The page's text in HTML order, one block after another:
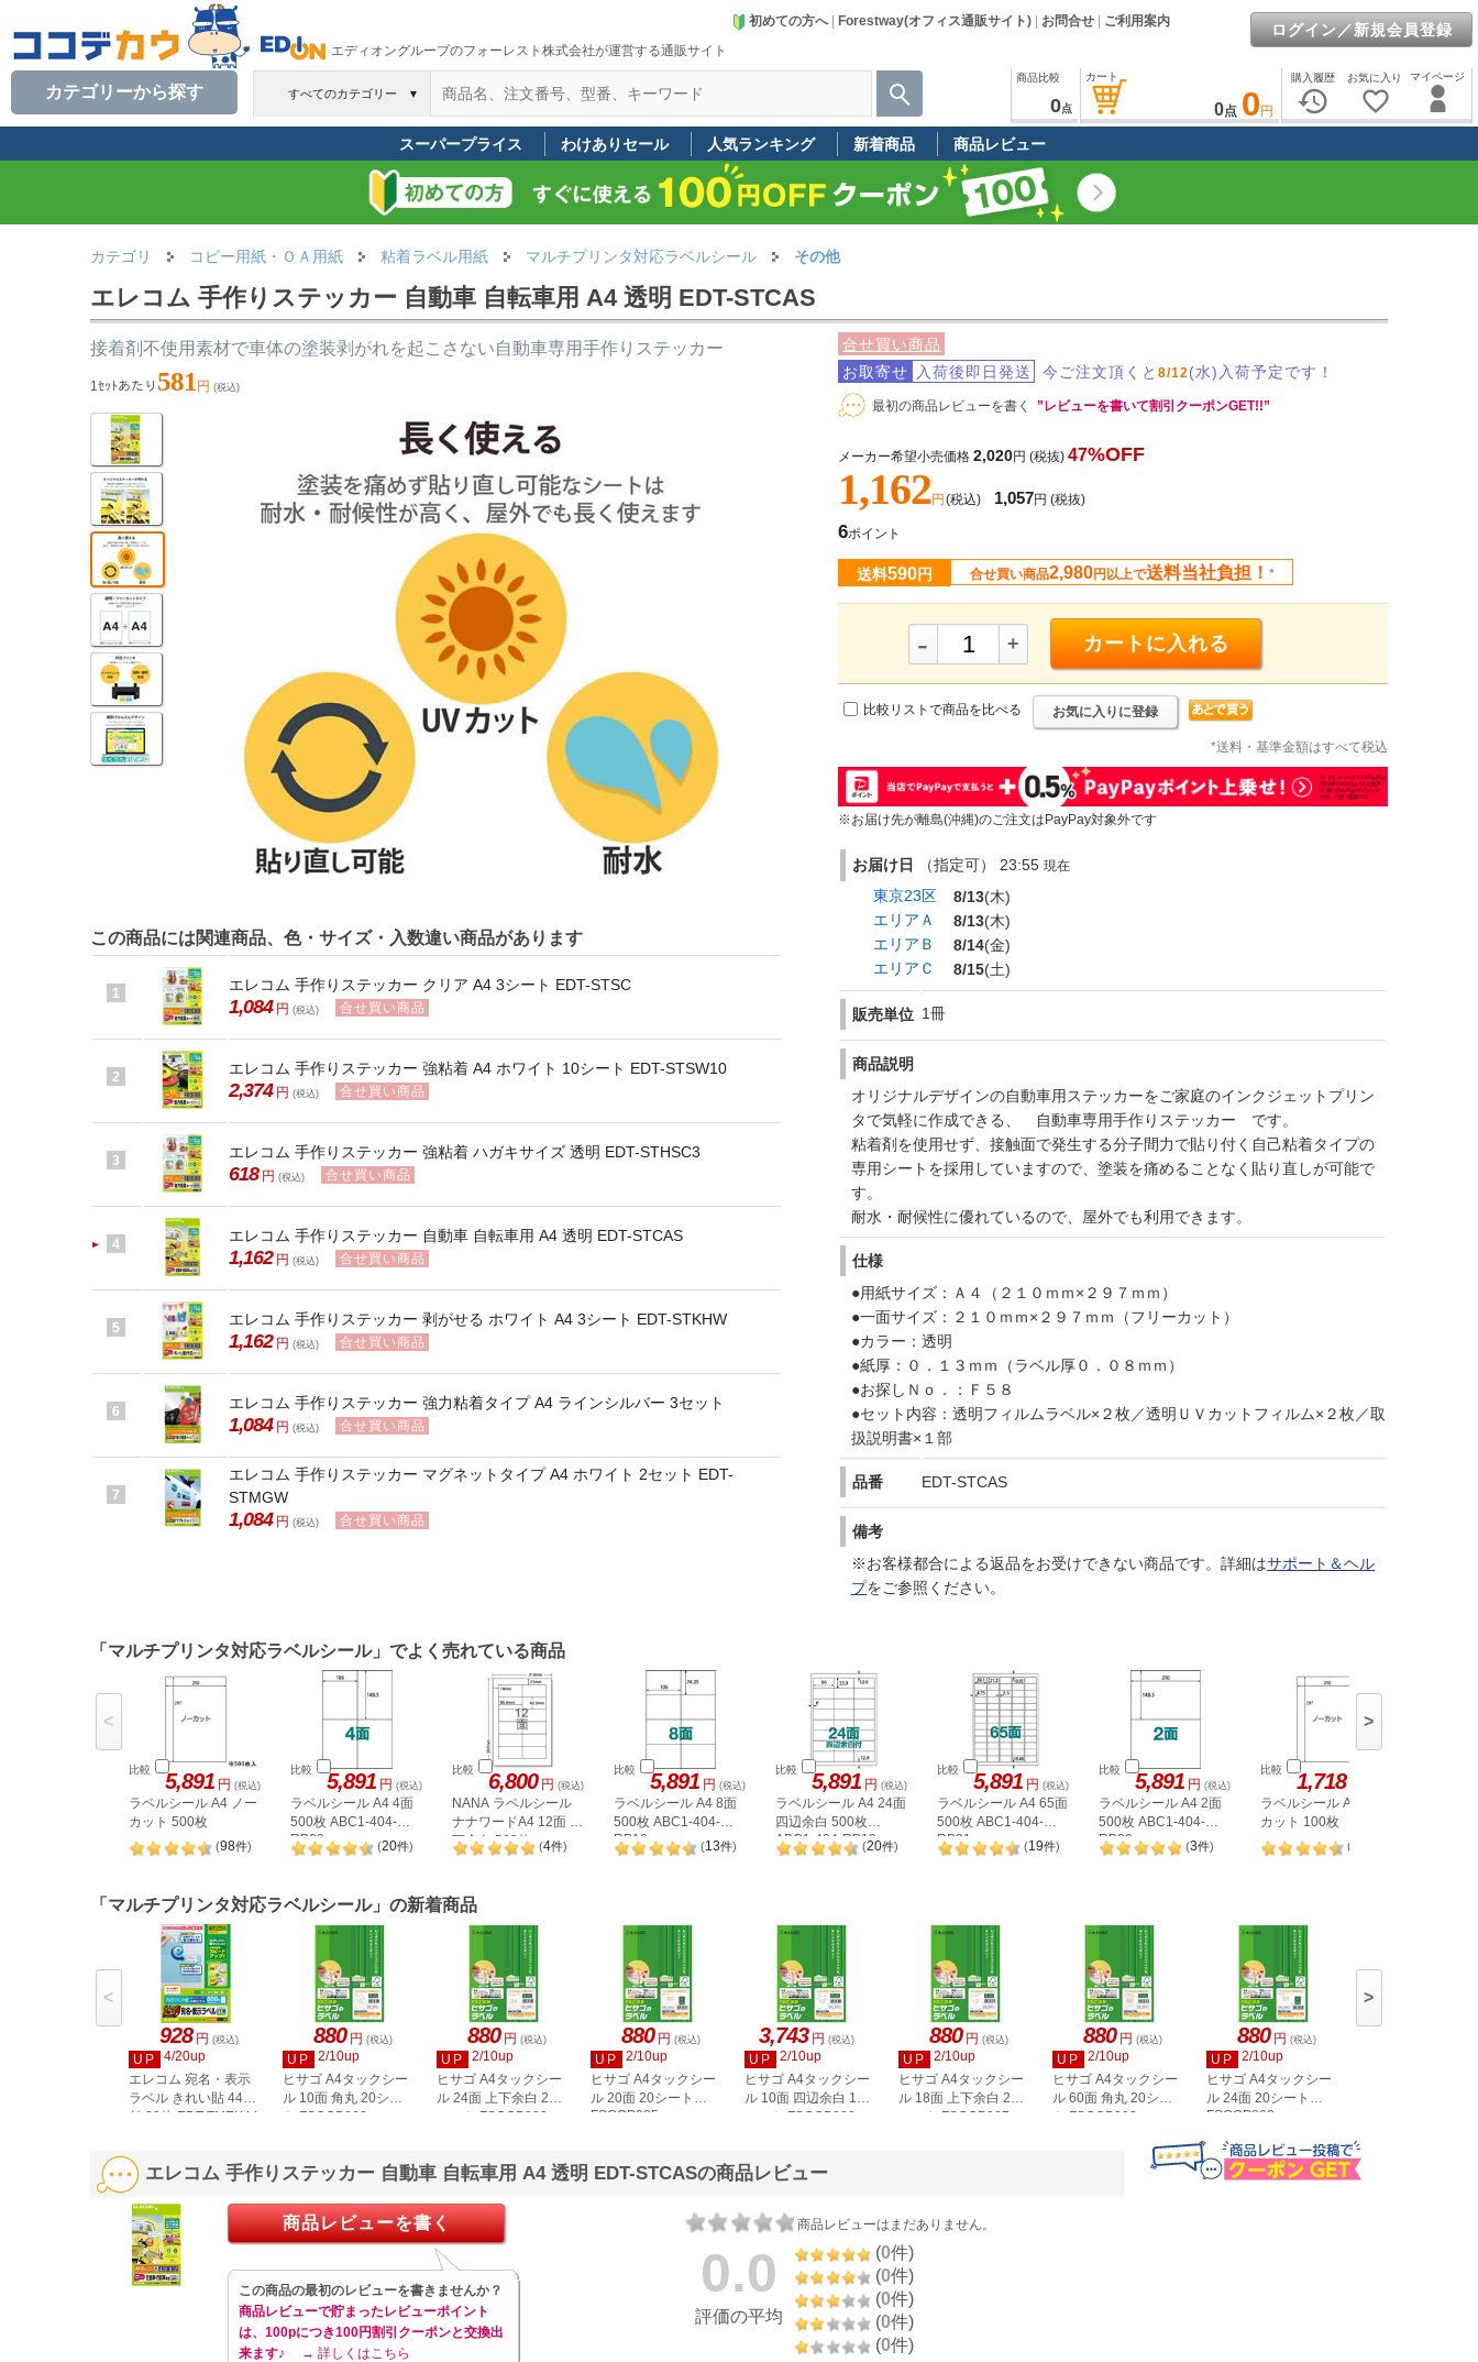
エディオングループのフォーレスト株式会社が運営する通販サイト
初めての方へ| Forestway(オフィス通販サイト) お問合せ ご利用案内 ログイン／新規会員登録
すべてのカテゴリー ▼
カテゴリーから探す
マイページ
お気に入り
favorite_border
購入履歴
history
カート
0点 0 円
商品比較
0点
スーパープライス わけありセール 人気ランキング 新着商品 商品レビュー
カテゴリ コピー用紙・ＯＡ用紙 粘着ラベル用紙 マルチプリンタ対応ラベルシール その他
エレコム 手作りステッカー 自動車 自転車用 A4 透明 EDT-STCAS
合せ買い商品
お取寄せ
入荷後即日発送 今ご注文頂くと 8/12(水)入荷予定です！
最初の商品レビューを書く ”レビューを書いて割引クーポンGET!!”
メーカー希望小売価格 2,020円 (税抜) 47%OFF
1,162円 (税込) 1,057円 (税抜)
6ポイント
送料590円 合せ買い商品2,980円以上で送料当社負担！ *
- + カートに入れる
比較リストで商品を比べる お気に入りに登録
*送料・基準金額はすべて税込
※お届け先が離島(沖縄)のご注文はPayPay対象外です
お届け日 （指定可） 23:55 現在
東京23区 8/13(木)
エリアＡ
8/13(木)
エリアＢ
8/14(金)
エリアＣ
8/15(土)
販売単位 1冊
商品説明
オリジナルデザインの自動車用ステッカーをご家庭のインクジェットプリン
タで気軽に作成できる、 自動車専用手作りステッカー です。
粘着剤を使用せず、接触面で発生する分子間力で貼り付く自己粘着タイプの
専用シートを採用していますので、塗装を痛めることなく貼り直しが可能で
す。
耐水・耐候性に優れているので、屋外でも利用できます。
仕様
●用紙サイズ：Ａ４（２１０ｍｍ×２９７ｍｍ）
●一面サイズ：２１０ｍｍ×２９７ｍｍ（フリーカット）
●カラー：透明
●紙厚：０．１３ｍｍ（ラベル厚０．０８ｍｍ）
●お探しＮｏ．：Ｆ５８
●セット内容：透明フィルムラベル×２枚／透明ＵＶカットフィルム×２枚／取
扱説明書×１部
品番 EDT-STCAS
備考
※お客様都合による返品をお受けできない商品です。詳細はサポート＆ヘル
プをご参照ください。
接着剤不使用素材で車体の塗装剥がれを起こさない自動車専用手作りステッカー
1ｾｯﾄあたり 581 円 (税込)
この商品には関連商品、色・サイズ・入数違い商品があります
1 エレコム 手作りステッカー クリア A4 3シート EDT-STSC
1,084 円 (税込) 合せ買い商品
2 エレコム 手作りステッカー 強粘着 A4 ホワイト 10シート EDT-STSW10
2,374 円 (税込) 合せ買い商品
3 エレコム 手作りステッカー 強粘着 ハガキサイズ 透明 EDT-STHSC3
618 円 (税込) 合せ買い商品
4 エレコム 手作りステッカー 自動車 自転車用 A4 透明 EDT-STCAS
1,162 円 (税込) 合せ買い商品
5 エレコム 手作りステッカー 剥がせる ホワイト A4 3シート EDT-STKHW
1,162 円 (税込) 合せ買い商品
6 エレコム 手作りステッカー 強力粘着タイプ A4 ラインシルバー 3セット
1,084 円 (税込) 合せ買い商品
7
エレコム 手作りステッカー マグネットタイプ A4 ホワイト 2セット EDT-
STMGW
1,084 円 (税込) 合せ買い商品
「マルチプリンタ対応ラベルシール」でよく売れている商品
比較 5,891 円 (税込)
ラベルシール A4 ノー
カット 500枚
(98件)
比較 5,891 円 (税込)
ラベルシール A4 4面
500枚 ABC1-404-
RB09
(20件)
比較 6,800 円 (税込)
NANA ラベルシール
ナナワードA4 12面 上
下余白 500枚
LDW12P
(4件)
比較 5,891 円 (税込)
ラベルシール A4 8面
500枚 ABC1-404-
RB10
(13件)
比較 5,891 円 (税込)
ラベルシール A4 24面
四辺余白 500枚
ABC1-404-RB19
(20件)
比較 5,891 円 (税込)
ラベルシール A4 65面
500枚 ABC1-404-
RB21
(19件)
比較 5,891 円 (税込)
ラベルシール A4 2面
500枚 ABC1-404-
RB08
(3件)
比較 1,718
ラベルシール A4 ノー
カット 100枚
(
< >
「マルチプリンタ対応ラベルシール」の新着商品
928 円 (税込)
UP
4/20up
エレコム 宛名・表示
ラベル きれい貼 44面
付 20枚 EDT-TMEX44
880 円 (税込)
UP
2/10up
ヒサゴ A4タックシー
ル 10面 角丸 20シー
ト FSCOP868
880 円 (税込)
UP
2/10up
ヒサゴ A4タックシー
ル 24面 上下余白 20
シート FSCOP883
880 円 (税込)
UP
2/10up
ヒサゴ A4タックシー
ル 20面 20シート
FSCOP985
3,743 円 (税込)
UP
2/10up
ヒサゴ A4タックシー
ル 10面 四辺余白 100
シート FSCGB888
880 円 (税込)
UP
2/10up
ヒサゴ A4タックシー
ル 18面 上下余白 20
シート FSCOP907
880 円 (税込)
UP
2/10up
ヒサゴ A4タックシー
ル 60面 角丸 20シー
ト FSCOP902
880 円 (税込)
UP
2/10up
ヒサゴ A4タックシー
ル 24面 20シート
FSCOP863
< >
エレコム 手作りステッカー 自動車 自転車用 A4 透明 EDT-STCASの商品レビュー
商品レビューはまだありません。
0.0
評価の平均
(0件)
(0件)
(0件)
(0件)
(0件)
商品レビューを書く
この商品の最初のレビューを書きませんか？
商品レビューで貯まったレビューポイント
は、100pにつき100円割引クーポンと交換出
来ます♪
→ 詳しくはこちら